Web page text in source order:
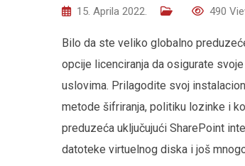
15. Aprila 2022. 490
Bilo da ste veliko globalno
opcije licenciranja da osigurate
uslovima. Prilagodite svoj
metode šifriranja, politiku lozinke i
preduzeća uključujući SharePoint
datoteke virtuelnog diska i još